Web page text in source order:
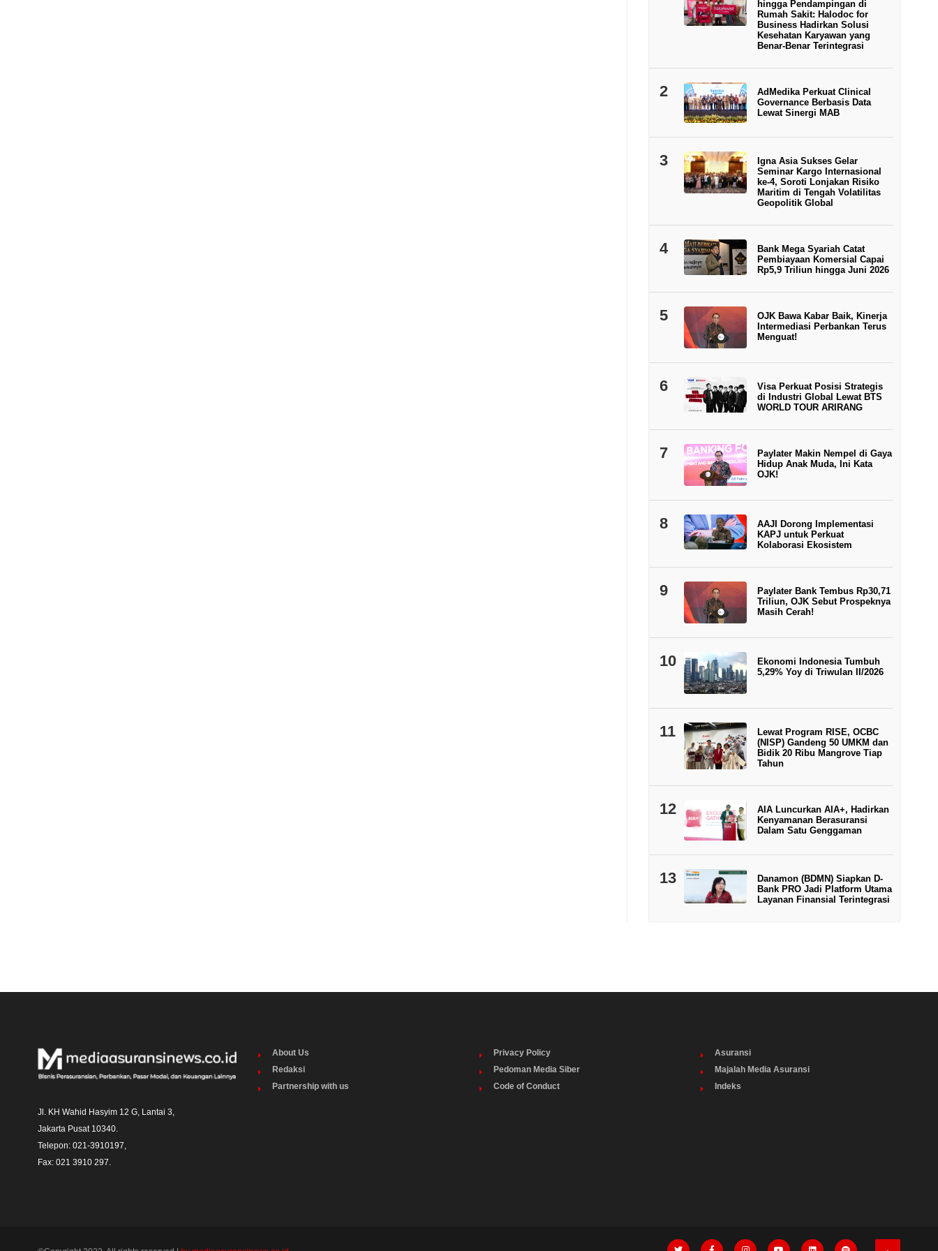
hingga Pendampingan di
Rumah Sakit: Halodoc for
Business Hadirkan Solusi
Kesehatan Karyawan yang
Benar-Benar Terintegrasi
2
AdMedika Perkuat Clinical
Governance Berbasis Data
Lewat Sinergi MAB
3
Igna Asia Sukses Gelar
Seminar Kargo Internasional
ke-4, Soroti Lonjakan Risiko
Maritim di Tengah Volatilitas
Geopolitik Global
4
Bank Mega Syariah Catat
Pembiayaan Komersial Capai
Rp5,9 Triliun hingga Juni 2026
5
OJK Bawa Kabar Baik, Kinerja
Intermediasi Perbankan Terus
Menguat!
6
Visa Perkuat Posisi Strategis
di Industri Global Lewat BTS
WORLD TOUR ARIRANG
7
Paylater Makin Nempel di Gaya
Hidup Anak Muda, Ini Kata
OJK!
8
AAJI Dorong Implementasi
KAPJ untuk Perkuat
Kolaborasi Ekosistem
9
Paylater Bank Tembus Rp30,71
Triliun, OJK Sebut Prospeknya
Masih Cerah!
10
Ekonomi Indonesia Tumbuh
5,29% Yoy di Triwulan II/2026
11
Lewat Program RISE, OCBC
(NISP) Gandeng 50 UMKM dan
Bidik 20 Ribu Mangrove Tiap
Tahun
12
AIA Luncurkan AIA+, Hadirkan
Kenyamanan Berasuransi
Dalam Satu Genggaman
13
Danamon (BDMN) Siapkan D-
Bank PRO Jadi Platform Utama
Layanan Finansial Terintegrasi
Jl. KH Wahid Hasyim 12 G, Lantai 3,
Jakarta Pusat 10340.
Telepon: 021-3910197,
Fax: 021 3910 297.
About Us
Redaksi
Partnership with us
Privacy Policy
Pedoman Media Siber
Code of Conduct
Asuransi
Majalah Media Asuransi
Indeks